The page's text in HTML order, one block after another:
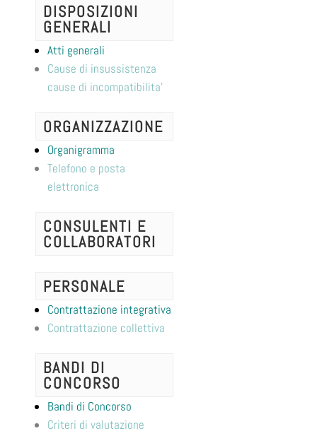
DISPOSIZIONI
GENERALI
Atti generali
Cause di insussistenza
cause di incompatibilita'
ORGANIZZAZIONE
Organigramma
Telefono e posta
elettronica
CONSULENTI E
COLLABORATORI
PERSONALE
Contrattazione integrativa
Contrattazione collettiva
BANDI DI
CONCORSO
Bandi di Concorso
Criteri di valutazione